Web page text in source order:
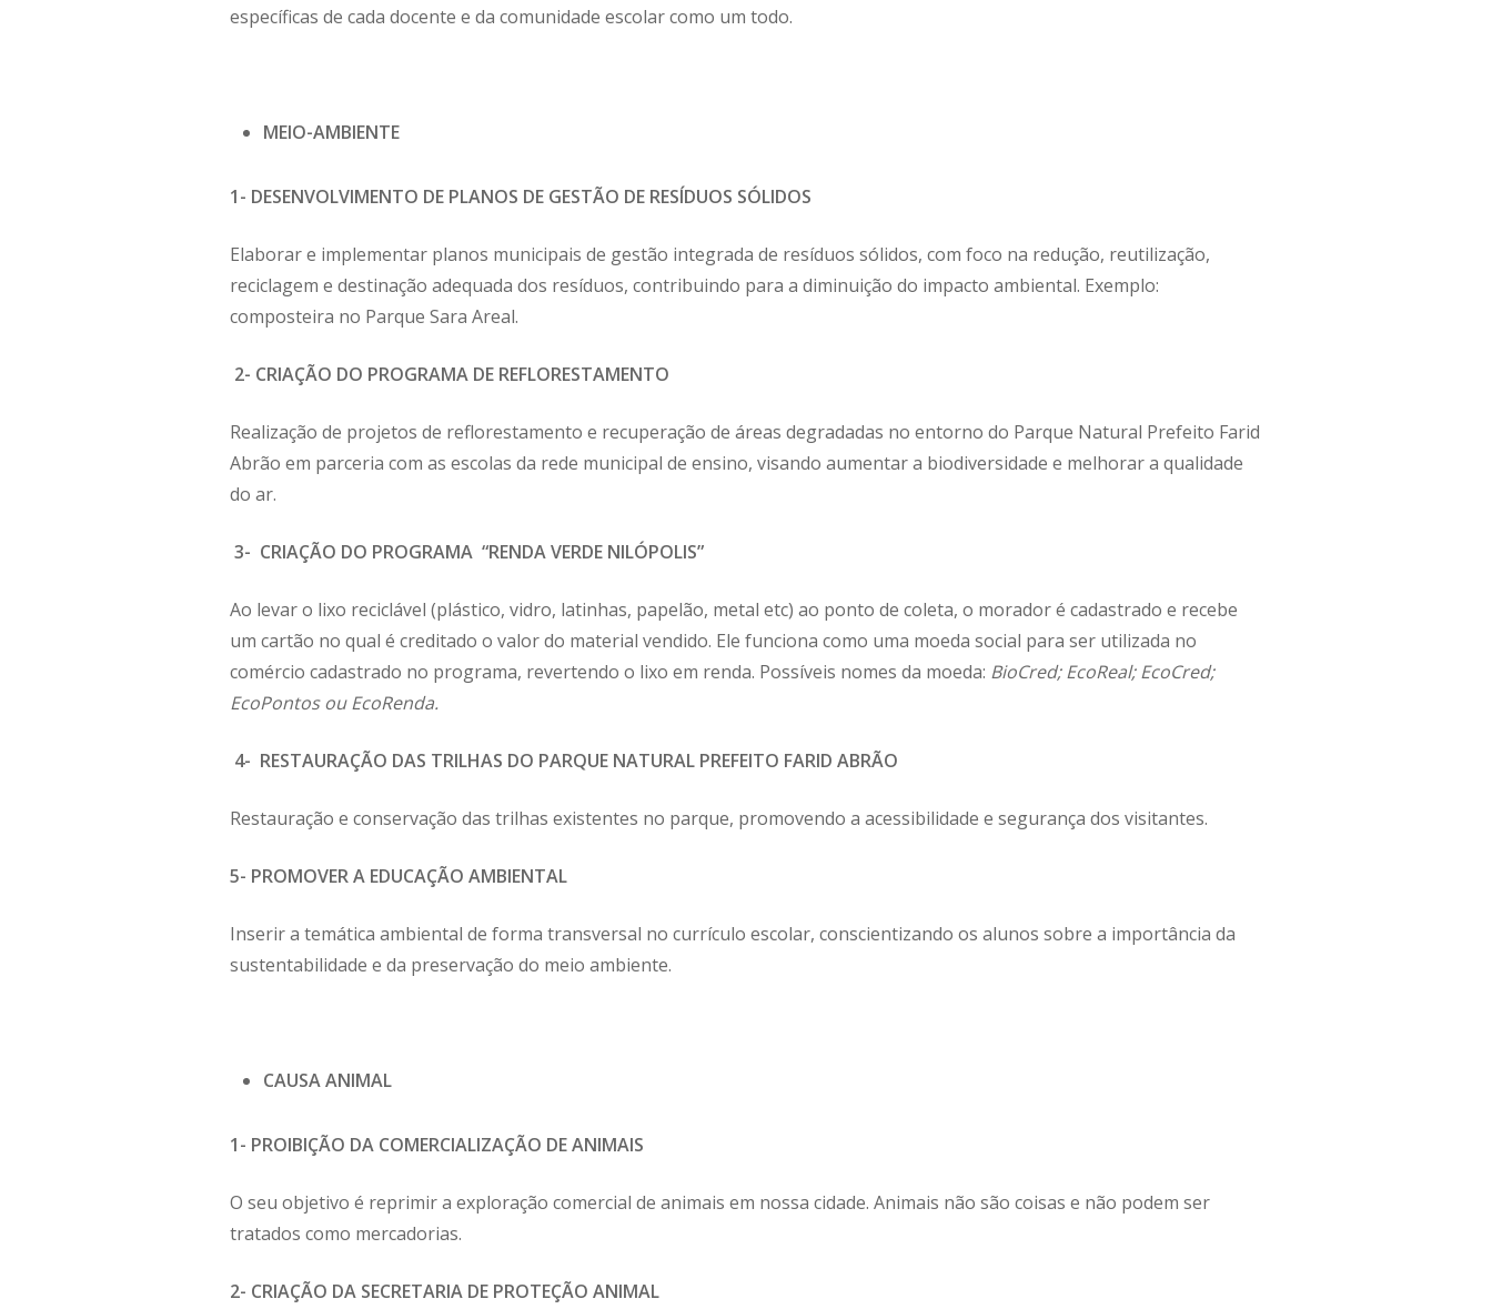
específicas de cada docente e da comunidade escolar como um todo.
MEIO-AMBIENTE
1- DESENVOLVIMENTO DE PLANOS DE GESTÃO DE RESÍDUOS SÓLIDOS
Elaborar e implementar planos municipais de gestão integrada de resíduos sólidos, com foco na redução, reutilização,
reciclagem e destinação adequada dos resíduos, contribuindo para a diminuição do impacto ambiental. Exemplo:
composteira no Parque Sara Areal.
2- CRIAÇÃO DO PROGRAMA DE REFLORESTAMENTO
Realização de projetos de reflorestamento e recuperação de áreas degradadas no entorno do Parque Natural Prefeito Farid
Abrão em parceria com as escolas da rede municipal de ensino, visando aumentar a biodiversidade e melhorar a qualidade
do ar.
3- CRIAÇÃO DO PROGRAMA “RENDA VERDE NILÓPOLIS”
Ao levar o lixo reciclável (plástico, vidro, latinhas, papelão, metal etc) ao ponto de coleta, o morador é cadastrado e recebe
um cartão no qual é creditado o valor do material vendido. Ele funciona como uma moeda social para ser utilizada no
comércio cadastrado no programa, revertendo o lixo em renda. Possíveis nomes da moeda: BioCred; EcoReal; EcoCred;
EcoPontos ou EcoRenda.
4- RESTAURAÇÃO DAS TRILHAS DO PARQUE NATURAL PREFEITO FARID ABRÃO
Restauração e conservação das trilhas existentes no parque, promovendo a acessibilidade e segurança dos visitantes.
5- PROMOVER A EDUCAÇÃO AMBIENTAL
Inserir a temática ambiental de forma transversal no currículo escolar, conscientizando os alunos sobre a importância da
sustentabilidade e da preservação do meio ambiente.
CAUSA ANIMAL
1- PROIBIÇÃO DA COMERCIALIZAÇÃO DE ANIMAIS
O seu objetivo é reprimir a exploração comercial de animais em nossa cidade. Animais não são coisas e não podem ser
tratados como mercadorias.
2- CRIAÇÃO DA SECRETARIA DE PROTEÇÃO ANIMAL